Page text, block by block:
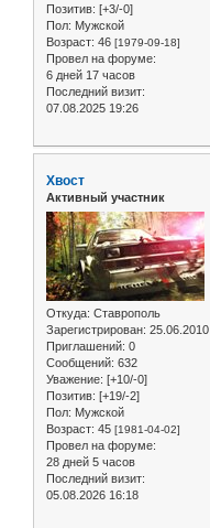
Позитив: [+3/-0]
Пол: Мужской
Возраст: 46 [1979-09-18]
Провел на форуме:
6 дней 17 часов
Последний визит:
07.08.2025 19:26
Хвост
Активный участник
Откуда: Ставрополь
Зарегистрирован: 25.06.2010
Приглашений: 0
Сообщений: 632
Уважение: [+10/-0]
Позитив: [+19/-2]
Пол: Мужской
Возраст: 45 [1981-04-02]
Провел на форуме:
28 дней 5 часов
Последний визит:
05.08.2026 16:18